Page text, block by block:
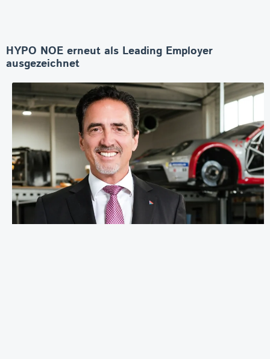
HYPO NOE erneut als Leading Employer
ausgezeichnet